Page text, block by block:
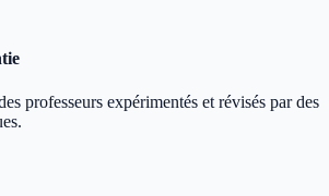
professeurs expérimentés et révisés par des